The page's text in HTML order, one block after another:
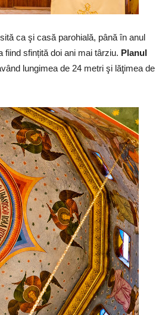
ca şi casă parohială, până în anul
fiind sfințită doi ani mai târziu. Planul
lungimea de 24 metri şi lăţimea de